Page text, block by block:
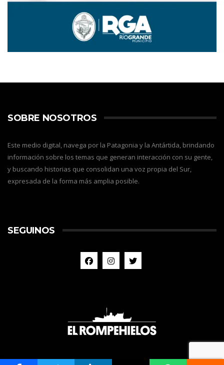
SOBRE NOSOTROS
Este medio digital, navega por la Patagonia y la Antártida, brindando
información sobre los temas que generan interacción con su gente,
y buscando historias que consolidan una voz propia del Sur,
expresada de la forma más amplia posible.
SEGUINOS